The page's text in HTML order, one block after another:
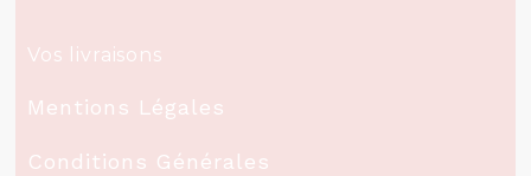
Vos livraisons
Mentions Légales
Conditions Générales